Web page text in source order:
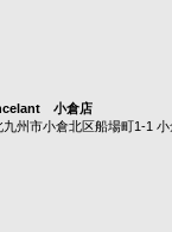
小倉店
州市小倉北区船場町1-1